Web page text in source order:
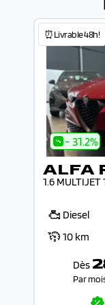
⏰Livrable 48h!
- 31.2%
ALFA
1.6 MULTIJET
Diesel
10 km
Dès
Par